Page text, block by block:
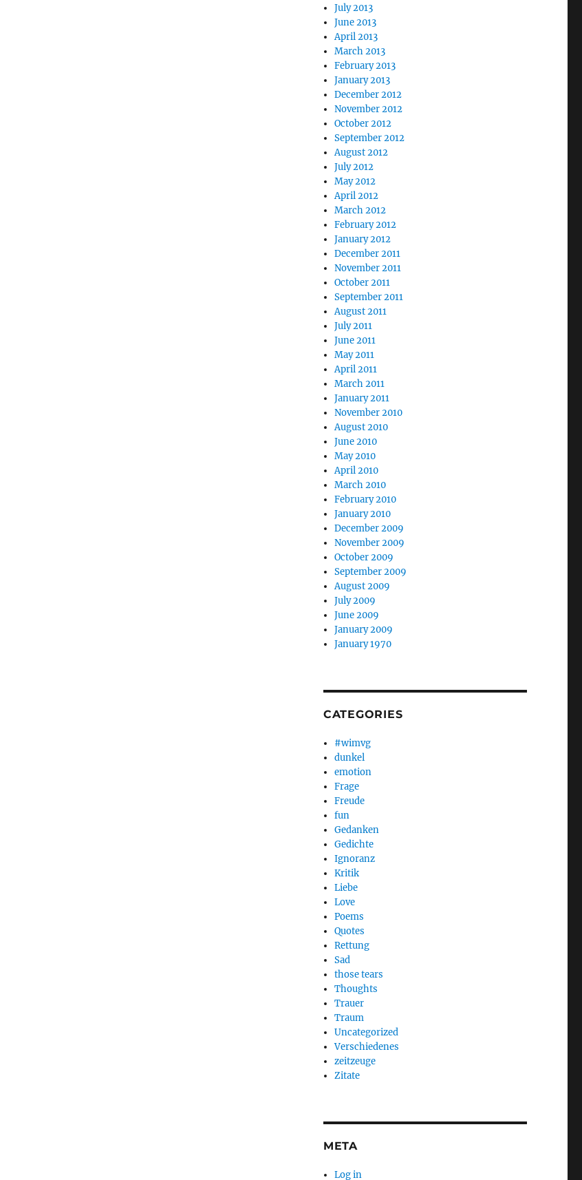
July 2013
June 2013
April 2013
March 2013
February 2013
January 2013
December 2012
November 2012
October 2012
September 2012
August 2012
July 2012
May 2012
April 2012
March 2012
February 2012
January 2012
December 2011
November 2011
October 2011
September 2011
August 2011
July 2011
June 2011
May 2011
April 2011
March 2011
January 2011
November 2010
August 2010
June 2010
May 2010
April 2010
March 2010
February 2010
January 2010
December 2009
November 2009
October 2009
September 2009
August 2009
July 2009
June 2009
January 2009
January 1970
CATEGORIES
#wimvg
dunkel
emotion
Frage
Freude
fun
Gedanken
Gedichte
Ignoranz
Kritik
Liebe
Love
Poems
Quotes
Rettung
Sad
those tears
Thoughts
Trauer
Traum
Uncategorized
Verschiedenes
zeitzeuge
Zitate
META
Log in